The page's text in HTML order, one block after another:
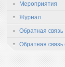
Мероприятия
Журнал
Обратная связь
Обратная связь